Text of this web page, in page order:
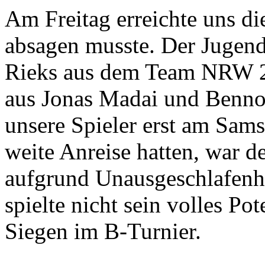
Am Freitag erreichte uns
absagen musste. Der
Rieks aus dem Team NRW
aus Jonas Madai und
unsere Spieler erst am
weite Anreise hatten, war
aufgrund
spielte nicht sein volles
Siegen im B-Turnier.